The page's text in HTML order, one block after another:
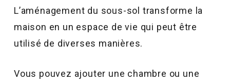
L’aménagement du sous-sol transforme la
maison en un espace de vie qui peut être
utilisé de diverses manières.
Vous pouvez ajouter une chambre ou une